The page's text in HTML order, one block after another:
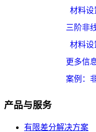
材料设
三阶非
材料设
更多信
案例：
产品与服务
有限差分解决方案